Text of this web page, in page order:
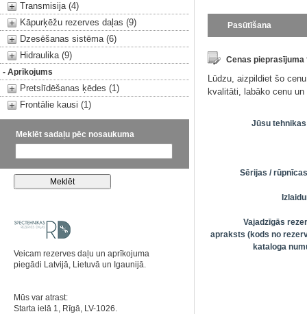
Transmisija (4)
Kāpurķēžu rezerves daļas (9)
Dzesēšanas sistēma (6)
Hidraulika (9)
- Aprīkojums
Pretslīdēšanas ķēdes (1)
Frontālie kausi (1)
Meklēt sadaļu pēc nosaukuma
Veicam rezerves daļu un aprīkojuma
piegādi Latvijā, Lietuvā un Igaunijā.
Mūs var atrast:
Starta ielā 1, Rīgā, LV-1026.
Pasūtīšana
Cenas pieprasījuma
Lūdzu, aizpildiet šo
kvalitāti, labāko cenu
Jūsu
Sērijas /
Vajadzīgās
apraksts (kods no
kataloga